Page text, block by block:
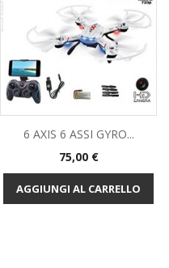
6 AXIS 6 ASSI GYRO...
Prezzo
75,00 €
AGGIUNGI AL CARRELLO